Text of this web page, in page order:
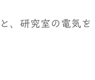
、研究室の電気を